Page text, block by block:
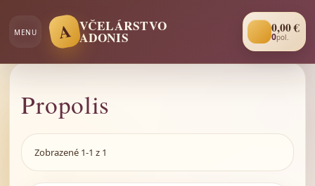
MENU A VČELÁRSTVO
ADONIS
0,00 €
0pol.
Propolis
Zobrazené 1-1 z 1